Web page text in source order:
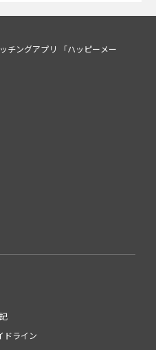
チングアプリ 「ハッピーメー
ドライン